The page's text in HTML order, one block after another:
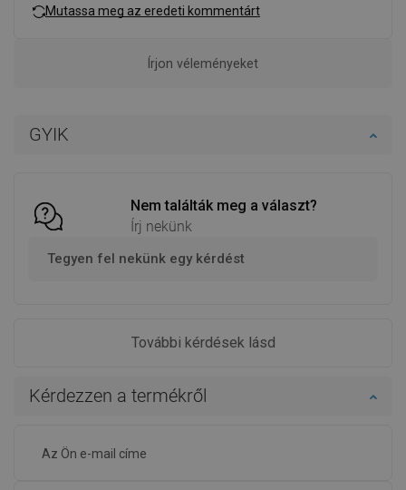
GYIK
Nem találták meg a választ?
Írj nekünk
Tegyen fel nekünk egy kérdést
További kérdések lásd
Mutassa meg az eredeti kommentárt
Írjon véleményeket
Kérdezzen a termékről